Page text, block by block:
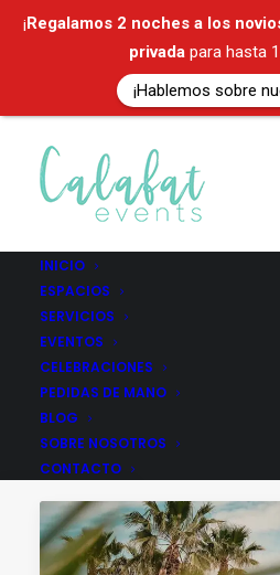
INICIO
ESPACIOS
SERVICIOS
EVENTOS
CELEBRACIONES
PEDIDAS DE MANO
BLOG
SOBRE NOSOTROS
CONTACTO
ES
¡Regalamos 2 noches a los
privadapara hasta
¡Hablemos sobre